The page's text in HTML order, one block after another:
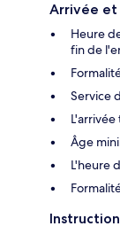
Arrivée
Heure
fin de
Service
Âge
L'heure